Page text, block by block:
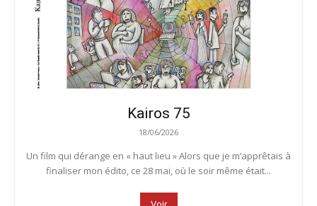
Kairos 75
18/06/2026
Un film qui dérange en « haut lieu » Alors que je m’apprêtais à
finaliser mon édito, ce 28 mai, où le soir même était...